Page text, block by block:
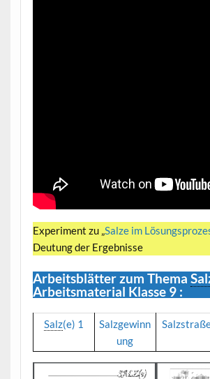
Experiment zu „Salze im
Deutung der Ergebnisse
Arbeitsblätter zum Thema
Arbeitsmaterial Klasse 9 :
Salz(e) 1
Salzgewinn
ung